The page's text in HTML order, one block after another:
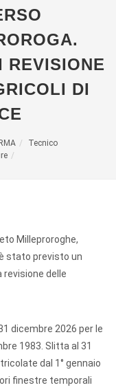
REVISIONE
DI
Tecnico
Milleproroghe,
stato previsto un
revisione delle
dicembre 2026 per le
1983. Slitta al 31
dal 1° gennaio
finestre temporali